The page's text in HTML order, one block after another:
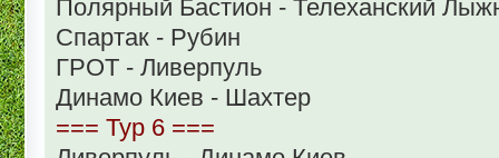
Полярный Бастион - Телеханский
Спартак - Рубин
ГРОТ - Ливерпуль
Динамо Киев - Шахтер
=== Тур 6 ===